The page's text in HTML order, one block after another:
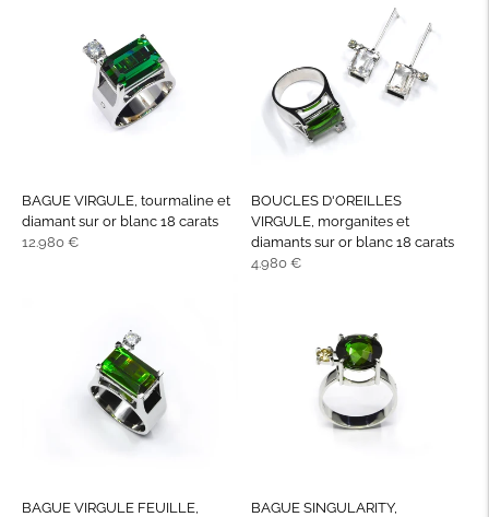
BAGUE VIRGULE, tourmaline et
diamant sur or blanc 18 carats
Prix
12.980 €
BOUCLES D'OREILLES
VIRGULE, morganites et
diamants sur or blanc 18 carats
Prix
4.980 €
BAGUE VIRGULE FEUILLE,
BAGUE SINGULARITY,